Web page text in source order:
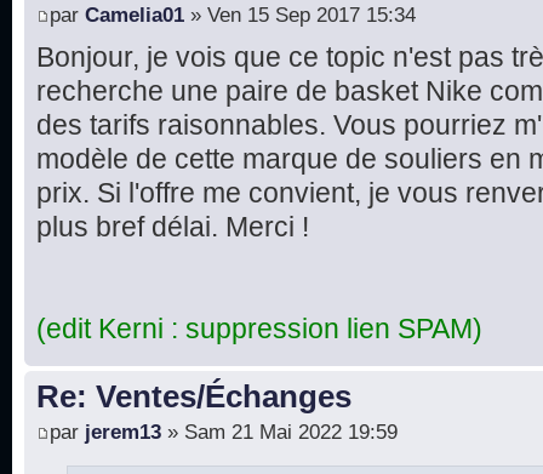
par Camelia01 » Ven 15 Sep 2017 15:34
Bonjour, je vois que ce topic n'est pas
recherche une paire de basket Nike
des tarifs raisonnables. Vous pourriez
modèle de cette marque de souliers en
prix. Si l'offre me convient, je vous
plus bref délai. Merci !
(edit Kerni : suppression lien SPAM)
Re: Ventes/Échanges
par jerem13 » Sam 21 Mai 2022 19:59